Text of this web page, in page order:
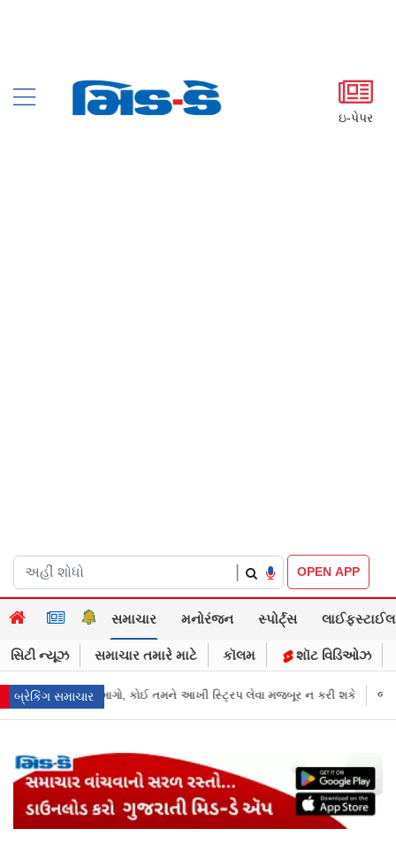
ઇ-પેપર
OPEN APP
સમાચાર મનોરંજન સ્પોર્ટ્સ લાઈફસ્ટાઈલ
સિટી ન્યૂઝ સમાચાર તમારે માટે કૉલમ શૉટ વિડિઓઝ
બ્રેકિંગ સમાચાર
લેવા મજબૂર ન કરી શકે જાહેરખબરોથી લોકોને મિસગાઇડ કરનારી